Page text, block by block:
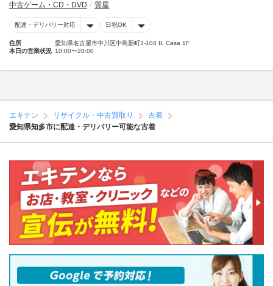
中古ゲーム・CD・DVD
質屋
配達・デリバリー対応 日祝OK
住所
愛知県名古屋市中川区中島新町3-104 IL Casa 1F
本日の営業状況 10:00〜20:00
エキテン リサイクル・中古買取り
古着
愛知県知多市に配達・デリバリー可能な古着